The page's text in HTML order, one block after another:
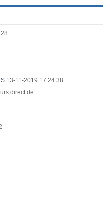
13-11-2019 17:24:38
direct de...